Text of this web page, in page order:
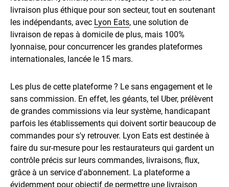
livraison plus éthique pour son secteur, tout en soutenant
les indépendants, avec Lyon Eats, une solution de
livraison de repas à domicile de plus, mais 100%
lyonnaise, pour concurrencer les grandes plateformes
internationales, lancée le 15 mars.
Les plus de cette plateforme ? Le sans engagement et le
sans commission. En effet, les géants, tel Uber, prélèvent
de grandes commissions via leur système, handicapant
parfois les établissements qui doivent sortir beaucoup de
commandes pour s'y retrouver. Lyon Eats est destinée à
faire du sur-mesure pour les restaurateurs qui gardent un
contrôle précis sur leurs commandes, livraisons, flux,
grâce à un service d'abonnement. La plateforme a
évidemment pour objectif de permettre une livraison